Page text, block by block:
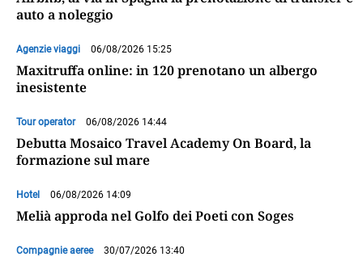
auto a noleggio
Agenzie viaggi 06/08/2026 15:25
Maxitruffa online: in 120 prenotano un albergo
inesistente
Tour operator 06/08/2026 14:44
Debutta Mosaico Travel Academy On Board, la
formazione sul mare
Hotel 06/08/2026 14:09
Melià approda nel Golfo dei Poeti con Soges
Compagnie aeree 30/07/2026 13:40